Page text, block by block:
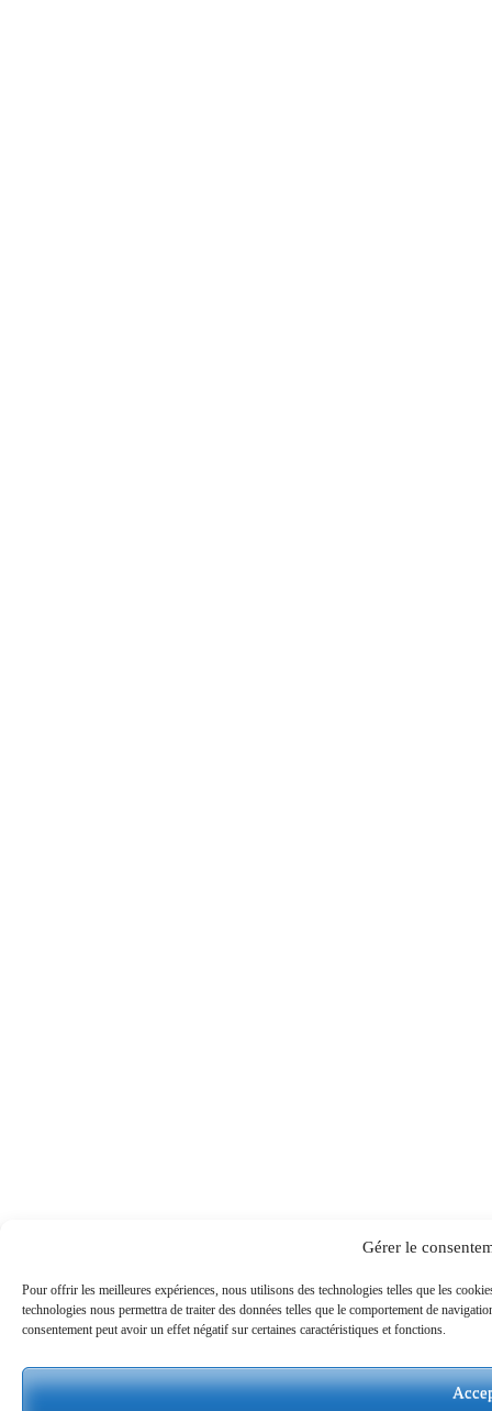
Gérer le
Pour offrir les meilleures expériences, nous utilisons des technologies telles que les
technologies nous permettra de traiter des données telles que le comportement de
consentement peut avoir un effet négatif sur certaines caractéristiques et fonctions.